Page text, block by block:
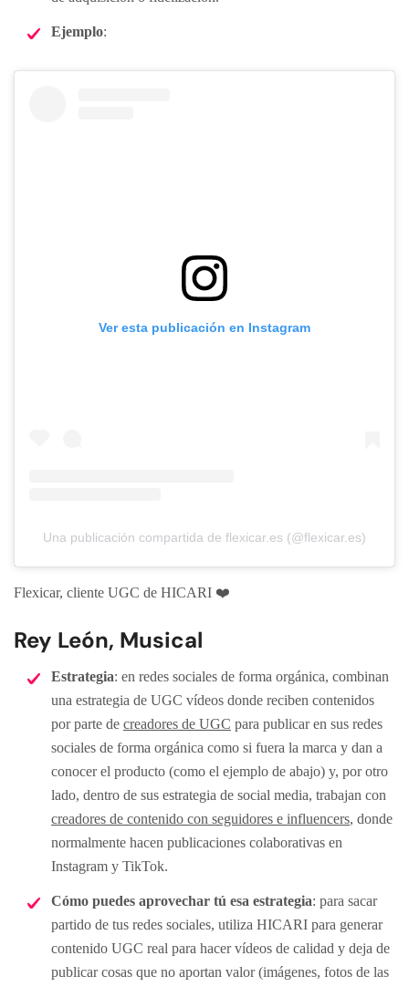
Ejemplo:
Ver esta publicación en Instagram
Una publicación compartida de flexicar.es (@flexicar.es)
Flexicar, cliente UGC de HICARI ❤️
Rey León, Musical
Estrategia: en redes sociales de forma orgánica, combinan
una estrategia de UGC vídeos donde reciben contenidos
por parte de creadores de UGC para publicar en sus redes
sociales de forma orgánica como si fuera la marca y dan a
conocer el producto (como el ejemplo de abajo) y, por otro
lado, dentro de sus estrategia de social media, trabajan con
creadores de contenido con seguidores e influencers, donde
normalmente hacen publicaciones colaborativas en
Instagram y TikTok.
Cómo puedes aprovechar tú esa estrategia: para sacar
partido de tus redes sociales, utiliza HICARI para generar
contenido UGC real para hacer vídeos de calidad y deja de
publicar cosas que no aportan valor (imágenes, fotos de las